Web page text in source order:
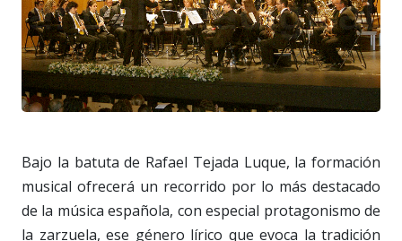
Bajo la batuta de Rafael Tejada Luque, la formación
musical ofrecerá un recorrido por lo más destacado
de la música española, con especial protagonismo de
la zarzuela, ese género lírico que evoca la tradición